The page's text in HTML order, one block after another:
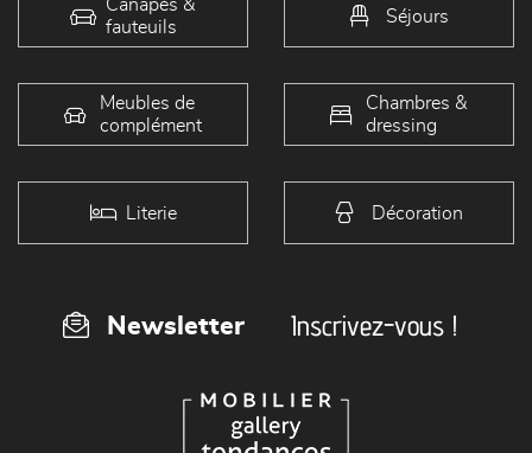
Canapés &
fauteuils
Séjours
Meubles de
complément
Chambres &
dressing
Literie Décoration
Newsletter Inscrivez-vous !